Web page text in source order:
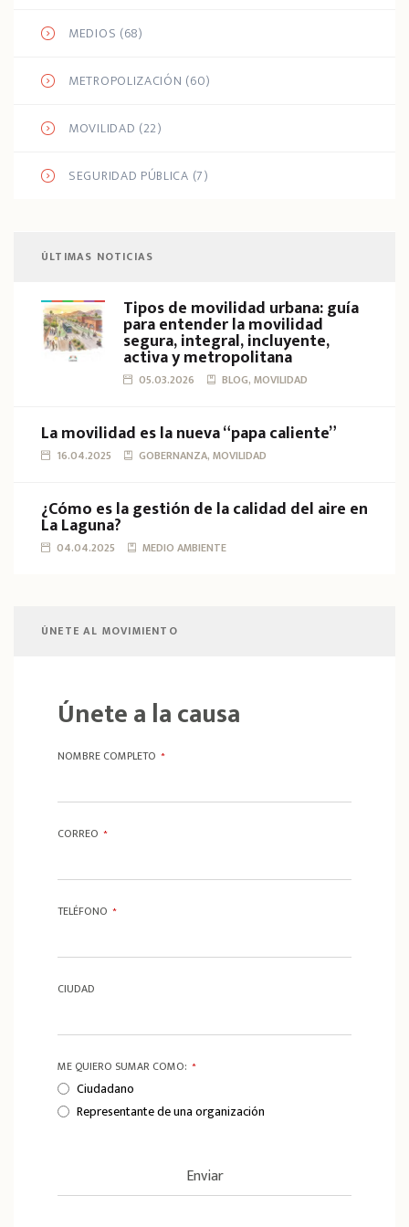
MEDIOS (68)
METROPOLIZACIÓN (60)
MOVILIDAD (22)
SEGURIDAD PÚBLICA (7)
ÚLTIMAS NOTICIAS
Tipos de movilidad urbana: guía
para entender la movilidad
segura, integral, incluyente,
activa y metropolitana
05.03.2026 BLOG, MOVILIDAD
La movilidad es la nueva “papa caliente”
16.04.2025 GOBERNANZA, MOVILIDAD
¿Cómo es la gestión de la calidad del aire en
La Laguna?
04.04.2025 MEDIO AMBIENTE
ÚNETE AL MOVIMIENTO
Únete a la causa
NOMBRE COMPLETO *
CORREO *
TELÉFONO *
CIUDAD
ME QUIERO SUMAR COMO: *
Ciudadano
Representante de una organización
Enviar